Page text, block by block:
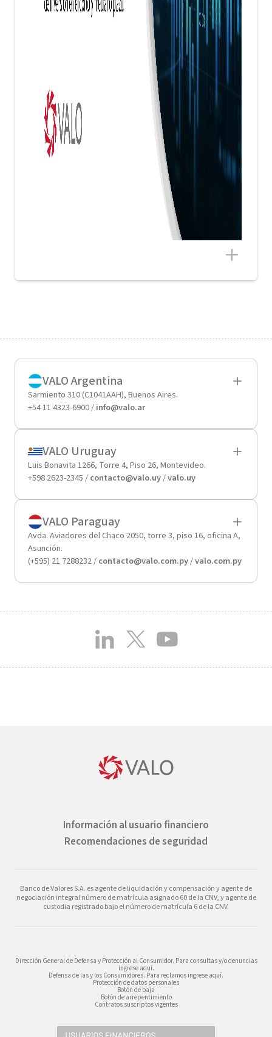
VALO Argentina
Sarmiento 310 (C1041AAH), Buenos Aires.
+54 11 4323-6900 /info@valo.ar
VALO Uruguay
Luis Bonavita 1266, Torre 4, Piso 26, Montevideo.
+598 2623-2345 /contacto@valo.uy/valo.uy
VALO Paraguay
Avda. Aviadores del Chaco 2050, torre 3, piso 16, oficina A,
Asunción.
(+595) 21 7288232 /contacto@valo.com.py/valo.com.py
Información al usuario financiero
Recomendaciones de seguridad
Banco de Valores S.A. es agente de liquidación y compensación y agente de
negociación integral número de matrícula asignado 60 de la CNV, y agente de
custodia registrado bajo el número de matrícula 6 de la CNV.
Dirección General de Defensa y Protección al Consumidor. Para consultas y/o denuncias
ingrese aquí.
Defensa de las y los Consumidores. Para reclamos ingrese aquí.
Protección de datos personales
Botón de baja
Botón de arrepentimiento
Contratos suscriptos vigentes